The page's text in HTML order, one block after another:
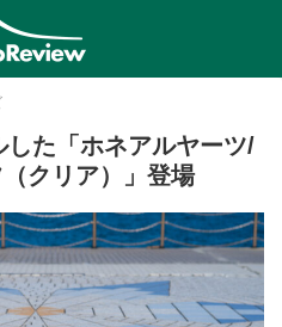
た「ホネアルヤーツ/
クリア）」登場